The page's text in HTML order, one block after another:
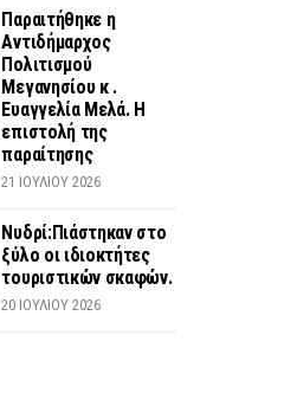
Παραιτήθηκε η
Αντιδήμαρχος
Πολιτισμού
Μεγανησίου κ .
Ευαγγελία Μελά. Η
επιστολή της
παραίτησης
21 ΙΟΥΛΊΟΥ 2026
Νυδρί:Πιάστηκαν στο
ξύλο οι ιδιοκτήτες
τουριστικών σκαφών.
20 ΙΟΥΛΊΟΥ 2026